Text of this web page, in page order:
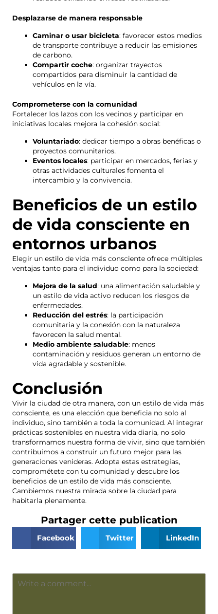
Desplazarse de manera responsable
Caminar o usar bicicleta: favorecer estos medios
de transporte contribuye a reducir las emisiones
de carbono.
Compartir coche: organizar trayectos
compartidos para disminuir la cantidad de
vehículos en la vía.
Comprometerse con la comunidad
Fortalecer los lazos con los vecinos y participar en
iniciativas locales mejora la cohesión social:
Voluntariado: dedicar tiempo a obras benéficas o
proyectos comunitarios.
Eventos locales: participar en mercados, ferias y
otras actividades culturales fomenta el
intercambio y la convivencia.
Beneficios de un estilo
de vida consciente en
entornos urbanos
Elegir un estilo de vida más consciente ofrece múltiples
ventajas tanto para el individuo como para la sociedad:
Mejora de la salud: una alimentación saludable y
un estilo de vida activo reducen los riesgos de
enfermedades.
Reducción del estrés: la participación
comunitaria y la conexión con la naturaleza
favorecen la salud mental.
Medio ambiente saludable: menos
contaminación y residuos generan un entorno de
vida agradable y sostenible.
Conclusión
Vivir la ciudad de otra manera, con un estilo de vida más
consciente, es una elección que beneficia no solo al
individuo, sino también a toda la comunidad. Al integrar
prácticas sostenibles en nuestra vida diaria, no solo
transformamos nuestra forma de vivir, sino que también
contribuimos a construir un futuro mejor para las
generaciones venideras. Adopta estas estrategias,
comprométete con tu comunidad y descubre los
beneficios de un estilo de vida más consciente.
Cambiemos nuestra mirada sobre la ciudad para
habitarla plenamente.
Partager cette publication
Facebook Twitter LinkedIn